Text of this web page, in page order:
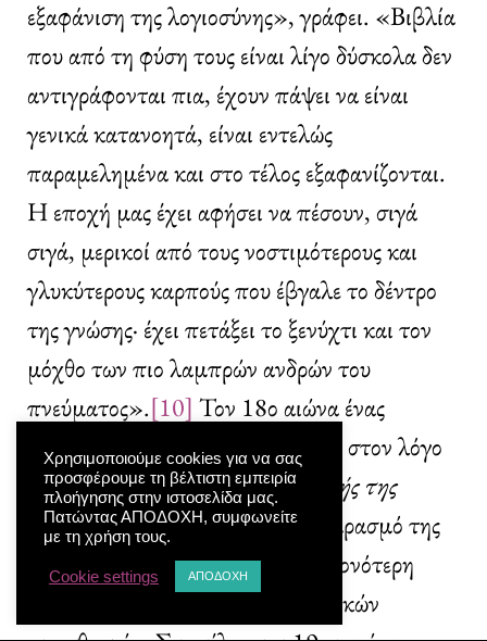
εξαφάνιση της λογιοσύνης», γράφει. «Βιβλία
που από τη φύση τους είναι λίγο δύσκολα δεν
αντιγράφονται πια, έχουν πάψει να είναι
γενικά κατανοητά, είναι εντελώς
παραμελημένα και στο τέλος εξαφανίζονται.
Η εποχή μας έχει αφήσει να πέσουν, σιγά
σιγά, μερικοί από τους νοστιμότερους και
γλυκύτερους καρπούς που έβγαλε το δέντρο
της γνώσης· έχει πετάξει το ξενύχτι και τον
μόχθο των πιο λαμπρών ανδρών του
πνεύματος».[10] Τον 18ο αιώνα ένας
επιφανής νομικός, ο Ντ’Αγκεσώ, στον λόγο
τουΠερί των αιτιών της παρακμής της
ευγλωττίας[11]θρηνεί για τον μαρασμό της
ρητορικής και την ολοένα και εντονότερη
εξάπλωση καινούργιων λογοτεχνικών
Χρησιμοποιούμε cookies για να σας
προσφέρουμε τη βέλτιστη εμπειρία
πλοήγησης στην ιστοσελίδα μας.
Πατώντας ΑΠΟΔΟΧΗ, συμφωνείτε
με τη χρήση τους.
Cookie settings ΑΠΟΔΟΧΗ